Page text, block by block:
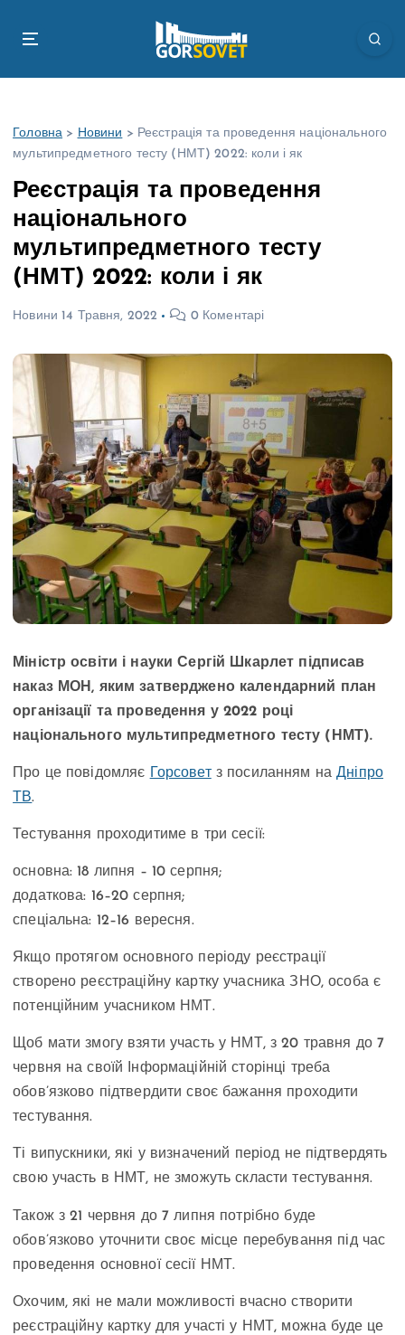
Головна > Новини > Реєстрація та проведення національного
мультипредметного тесту (НМТ) 2022: коли і як
Реєстрація та проведення
національного
мультипредметного тесту
(НМТ) 2022: коли і як
Новини 14 Травня, 2022 0 Коментарі
Міністр освіти і науки Сергій Шкарлет підписав
наказ МОН, яким затверджено календарний план
організації та проведення у 2022 році
національного мультипредметного тесту (НМТ).
Про це повідомляє Горсоветз посиланням наДніпро
ТВ.
Тестування проходитиме в три сесії:
основна: 18 липня – 10 серпня;
додаткова: 16–20 серпня;
спеціальна: 12–16 вересня.
Якщо протягом основного періоду реєстрації
створено реєстраційну картку учасника ЗНО, особа є
потенційним учасником НМТ.
Щоб мати змогу взяти участь у НМТ, з 20 травня до 7
червня на своїй Інформаційній сторінці треба
обов’язково підтвердити своє бажання проходити
тестування.
Ті випускники, які у визначений період не підтвердять
свою участь в НМТ, не зможуть скласти тестування.
Також з 21 червня до 7 липня потрібно буде
обов’язково уточнити своє місце перебування під час
проведення основної сесії НМТ.
Охочим, які не мали можливості вчасно створити
реєстраційну картку для участі у НМТ, можна буде це